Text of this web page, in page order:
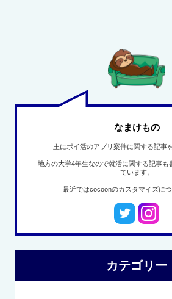
なまけもの
主にポイ活のアプリ案件に関する記事
地方の大学4年生なので就活に関する記事も
ています。
最近ではcocoonのカスタマイズに
カテゴリー